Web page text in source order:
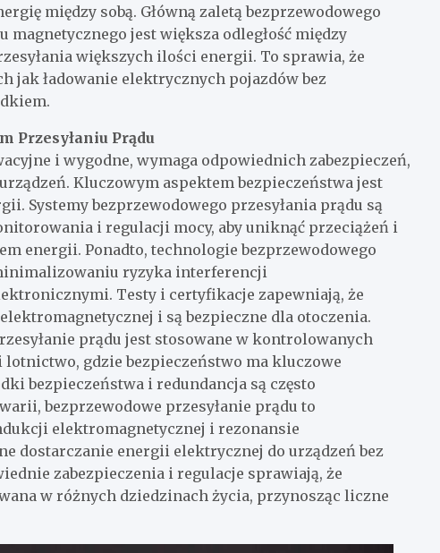
między sobą. Główną zaletą bezprzewodowego
jest większa odległość między
większych ilości energii. To sprawia, że
jak ładowanie elektrycznych pojazdów bez
Przesyłaniu Prądu
i wygodne, wymaga odpowiednich zabezpieczeń,
Kluczowym aspektem bezpieczeństwa jest
Systemy bezprzewodowego przesyłania prądu są
i regulacji mocy, aby uniknąć przeciążeń i
energii. Ponadto, technologie bezprzewodowego
ryzyka interferencji
Testy i certyfikacje zapewniają, że
i są bezpieczne dla otoczenia.
prądu jest stosowane w kontrolowanych
gdzie bezpieczeństwo ma kluczowe
bezpieczeństwa i redundancja są często
bezprzewodowe przesyłanie prądu to
elektromagnetycznej i rezonansie
dostarczanie energii elektrycznej do urządzeń bez
zabezpieczenia i regulacje sprawiają, że
w różnych dziedzinach życia, przynosząc liczne